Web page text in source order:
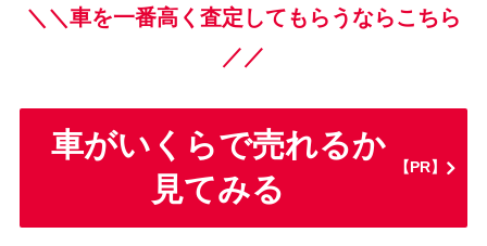
＼＼車を一番高く査定してもらうならこちら
／／
車がいくらで売れるか
見てみる
【PR】